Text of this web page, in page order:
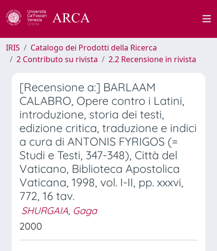
IRIS
Catalogo dei Prodotti della Ricerca
2 Contributo su rivista
2.2 Recensione in rivista
[Recensione a:] BARLAAM
CALABRO, Opere contro i Latini,
introduzione, storia dei testi,
edizione critica, traduzione e indici
a cura di ANTONIS FYRIGOS (=
Studi e Testi, 347-348), Città del
Vaticano, Biblioteca Apostolica
Vaticana, 1998, vol. I-II, pp. xxxvi,
772, 16 tav.
SHURGAIA, Gaga
2000